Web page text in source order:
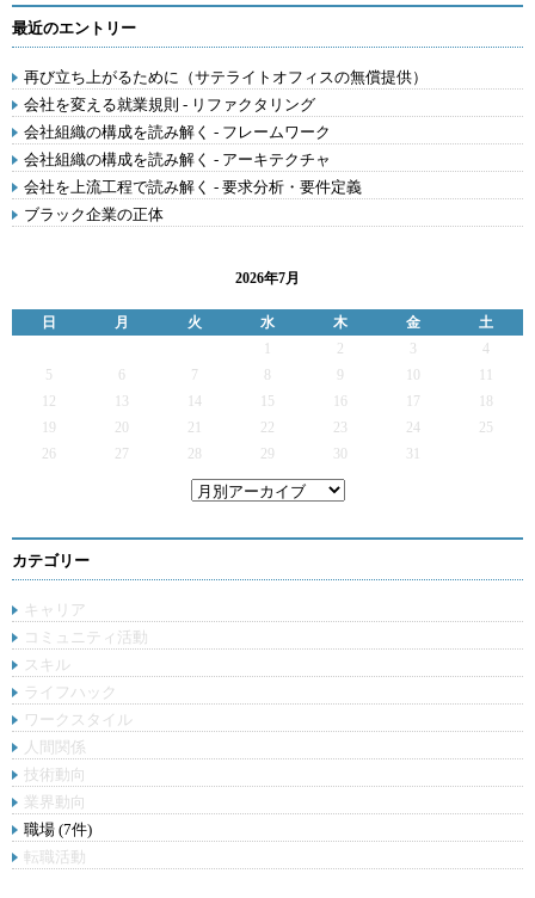
最近のエントリー
再び立ち上がるために（サテライトオフィスの無償提供）
会社を変える就業規則 - リファクタリング
会社組織の構成を読み解く - フレームワーク
会社組織の構成を読み解く - アーキテクチャ
会社を上流工程で読み解く - 要求分析・要件定義
ブラック企業の正体
2026年7月
日 月 火 水 木 金
土
2 3
4
5
6 7 9
12
13 14 15 16 17
19
20 21 22 23 24
25
26
27 28 29 30 31
カテゴリー
キャリア
コミュニティ活動
スキル
ライフハック
ワークスタイル
人間関係
技術動向
業界動向
職場 (7件)
転職活動